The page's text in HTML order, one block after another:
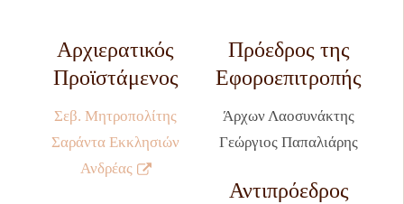
Αρχιερατικός
Προϊστάμενος
Σεβ. Μητροπολίτης
Σαράντα Εκκλησιών
Ανδρέας
Πρόεδρος της
Εφοροεπιτροπής
Άρχων Λαοσυνάκτης
Γεώργιος Παπαλιάρης
Αντιπρόεδρος